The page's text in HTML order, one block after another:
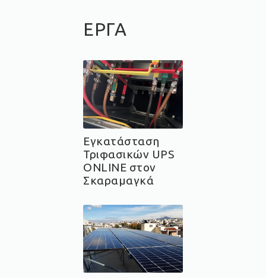
ΕΡΓΑ
Εγκατάσταση
Τριφασικών UPS
ONLINE στον
Σκαραμαγκά